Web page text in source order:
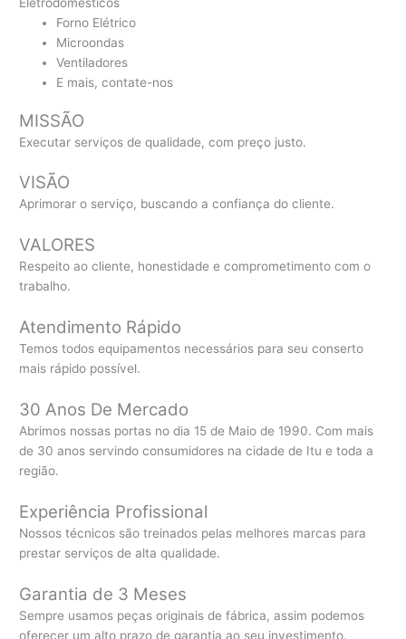
Forno Elétrico
Microondas
Ventiladores
E mais, contate-nos
MISSÃO
Executar serviços de qualidade, com preço justo.
VISÃO
Aprimorar o serviço, buscando a confiança do cliente.
VALORES
Respeito ao cliente, honestidade e comprometimento com o
trabalho.
Atendimento Rápido
Temos todos equipamentos necessários para seu conserto
mais rápido possível.
30 Anos De Mercado
Abrimos nossas portas no dia 15 de Maio de 1990. Com mais
de 30 anos servindo consumidores na cidade de Itu e toda a
região.
Experiência Profissional
Nossos técnicos são treinados pelas melhores marcas para
prestar serviços de alta qualidade.
Garantia de 3 Meses
Sempre usamos peças originais de fábrica, assim podemos
oferecer um alto prazo de garantia ao seu investimento.